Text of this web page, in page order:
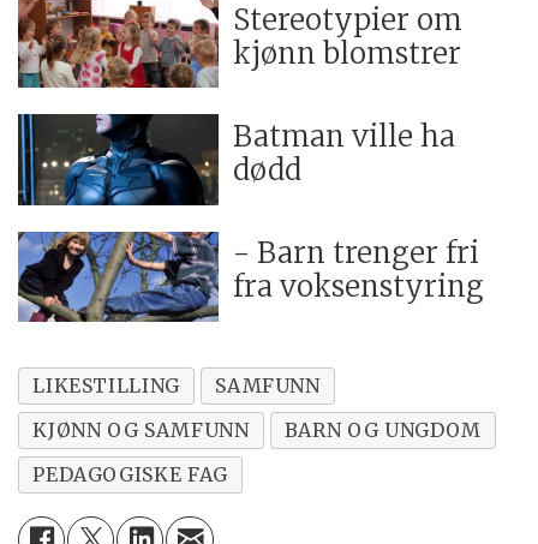
Stereotypier om
kjønn blomstrer
Batman ville ha
dødd
- Barn trenger fri
fra voksenstyring
LIKESTILLING
SAMFUNN
KJØNN OG SAMFUNN
BARN OG UNGDOM
PEDAGOGISKE FAG